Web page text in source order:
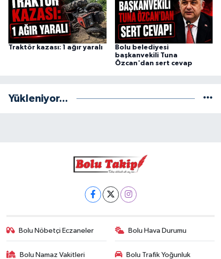
Traktör kazası: 1 ağır yaralı
Bolu belediyesi
başkanvekili Tuna
Özcan'dan sert cevap
Yükleniyor...
Bolu Nöbetçi Eczaneler Bolu Hava Durumu
Bolu Namaz Vakitleri
Bolu Trafik Yoğunluk